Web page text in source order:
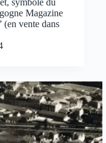
symbole du
Magazine
(en vente dans